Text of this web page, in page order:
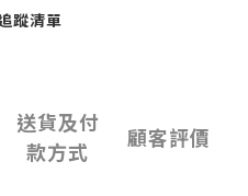
蹤清單
送貨及付
款方式
顧客評價